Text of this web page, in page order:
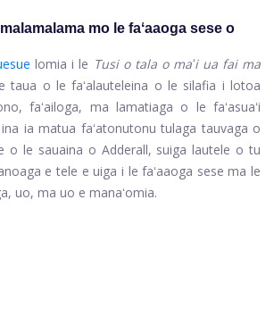
mo le faʻaaoga sese o
lomia i le Tusi o tala o maʻi ua fai ma
taua o le faʻalauteleina o le silafia i lotoa
faʻailoga, ma lamatiaga o le faʻasuaʻi
ia matua faʻatonutonu tulaga tauvaga o
o le sauaina o Adderall, suiga lautele o tu
e tele e uiga i le faʻaaoga sese ma le
uo, ma uo e manaʻomia.